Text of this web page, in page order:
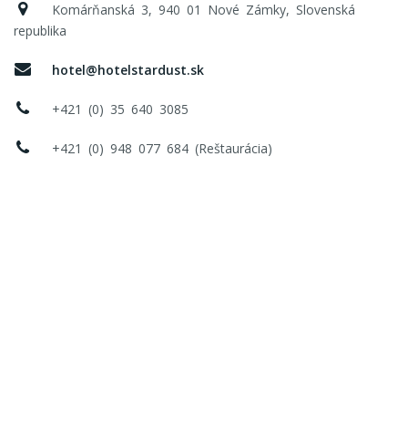
Komárňanská 3, 940 01 Nové Zámky, Slovenská
republika
hotel@hotelstardust.sk
+421 (0) 35 640 3085
+421 (0) 948 077 684 (Reštaurácia)